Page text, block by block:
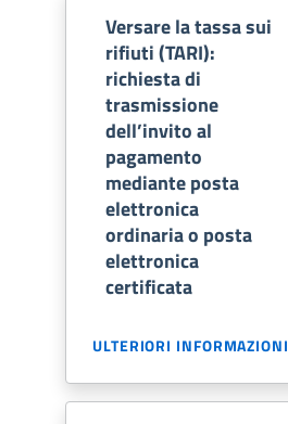
Versare la tassa sui
rifiuti (TARI):
richiesta di
trasmissione
dell’invito al
pagamento
mediante posta
elettronica
ordinaria o posta
elettronica
certificata
ULTERIORI INFORMAZIONI